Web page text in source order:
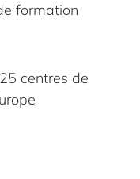
formation
centres de